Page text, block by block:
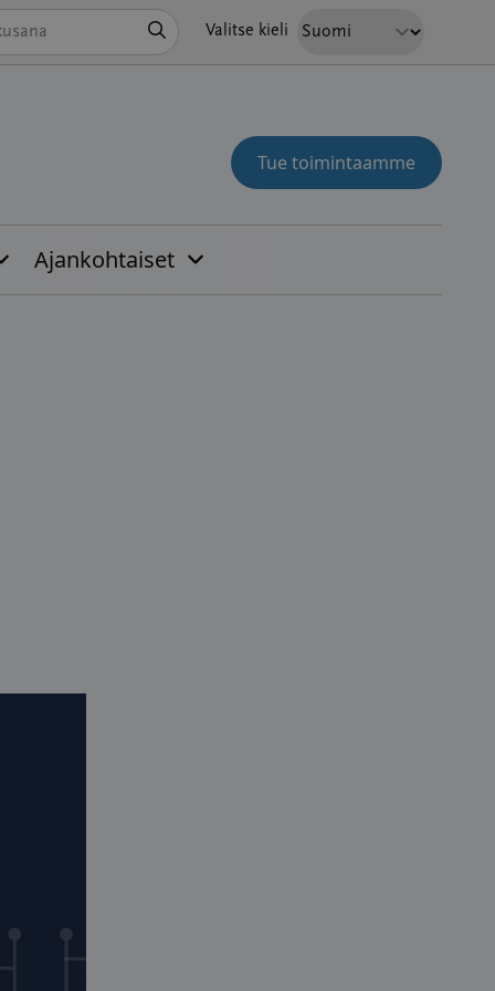
Valitse kieli
Tue toimintaamme
Ajankohtaiset